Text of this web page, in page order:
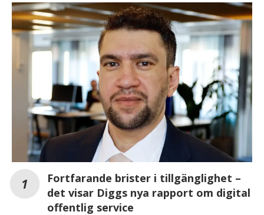
Fortfarande brister i tillgänglighet –
det visar Diggs nya rapport om digital
offentlig service